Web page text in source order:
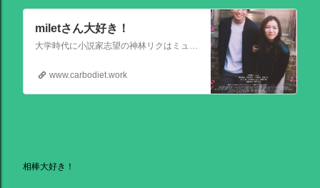
miletさん大好き！
大学時代に小説家志望の神林リクはミュージシャンを目指す前園ミナミと出会う。二人は互いに一目惚れして結婚。 8年後、リクは超人気のベストセラー作家となるがミナミは志半ばで夢を諦めていた。そんなある日ミナミとケンカした翌朝リクが目覚めると、なぜかミナミは大スターでリクは小説家ではなくいち編集者という世界
www.carbodiet.work
相棒大好き！